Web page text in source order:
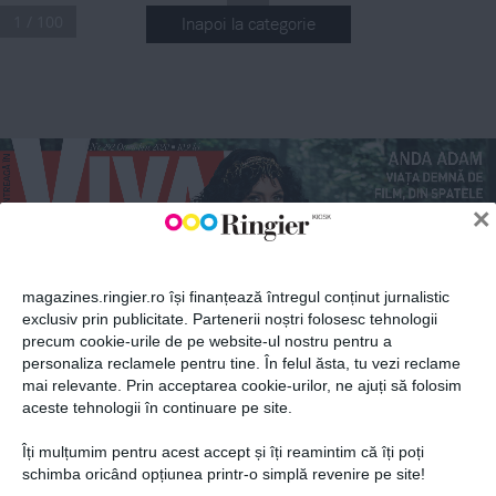
×
magazines.ringier.ro își finanțează întregul conținut jurnalistic
exclusiv prin publicitate. Partenerii noștri folosesc tehnologii
precum cookie-urile de pe website-ul nostru pentru a
personaliza reclamele pentru tine. În felul ăsta, tu vezi reclame
mai relevante. Prin acceptarea cookie-urilor, ne ajuți să folosim
aceste tehnologii în continuare pe site.
Îți mulțumim pentru acest accept și îți reamintim că îți poți
schimba oricând opțiunea printr-o simplă revenire pe site!
Inapoi la categorie
ABONEAZĂ-TE LA NEWSLETTER
Fii la curent cu toate aparițiile din grupul Ringier.
ABONEAZĂ-TE
Politica de confidențialitate și
© 2026 Ringier Romania. Toate
Nr . 292 Octombrie 2020 n 10,9 lei
CUM SĂ FII
PE INSTAGRAM,
ALEXIA ERAM
PROVOCATOR
PICTORIAL
ANDA ADAM
VIAȚA DEMNĂ DE
FILM, DIN SPATELE
IMAGINII DE
BOMBĂ SEXY
ŞTEFAN BĂNICĂ
CEL MAI SINCER
INTERVIU DESPRE
CARIERĂ ȘI VIAȚA
DE FAMILIE